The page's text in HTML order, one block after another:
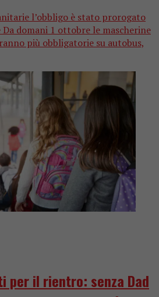
l’obbligo è stato prorogato
domani 1 ottobre le mascherine
più obbligatorie su autobus,
per il rientro: senza Dad